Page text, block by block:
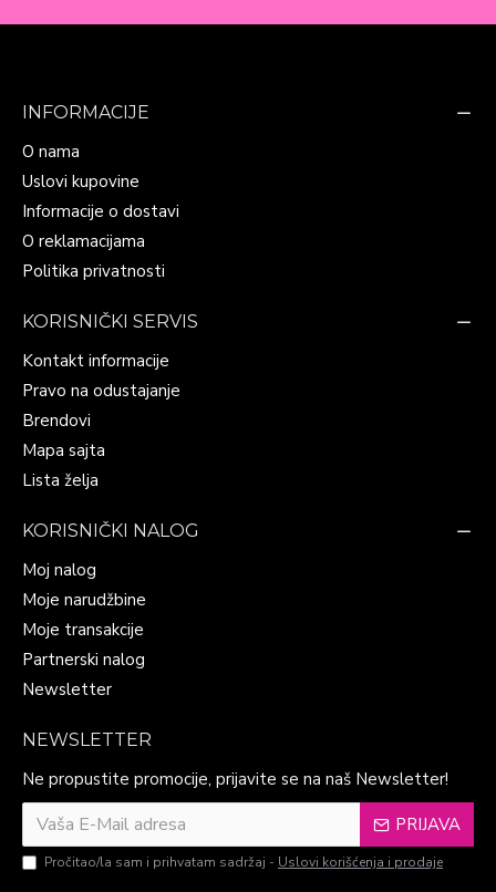
INFORMACIJE
O nama
Uslovi kupovine
Informacije o dostavi
O reklamacijama
Politika privatnosti
KORISNIČKI SERVIS
Kontakt informacije
Pravo na odustajanje
Brendovi
Mapa sajta
Lista želja
KORISNIČKI NALOG
Moj nalog
Moje narudžbine
Moje transakcije
Partnerski nalog
Newsletter
NEWSLETTER
Ne propustite promocije, prijavite se na naš Newsletter!
PRIJAVA
Pročitao/la sam i prihvatam sadržaj - Uslovi korišćenja i prodaje